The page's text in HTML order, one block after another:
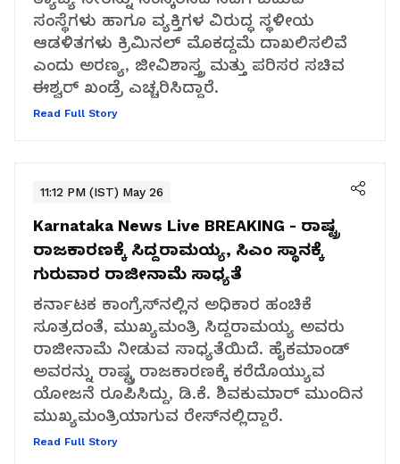
ಸಂಸ್ಥೆಗಳು ಹಾಗೂ ವ್ಯಕ್ತಿಗಳ ವಿರುದ್ಧ ಸ್ಥಳೀಯ
ಆಡಳಿತಗಳು ಕ್ರಿಮಿನಲ್ ಮೊಕದ್ದಮೆ ದಾಖಲಿಸಲಿವೆ
ಎಂದು ಅರಣ್ಯ, ಜೀವಿಶಾಸ್ತ್ರ ಮತ್ತು ಪರಿಸರ ಸಚಿವ
ಈಶ್ವರ್ ಖಂಡ್ರೆ ಎಚ್ಚರಿಸಿದ್ದಾರೆ.
Read Full Story
11:12 PM (IST) May 26
Karnataka News Live BREAKING - ರಾಷ್ಟ್ರ
ರಾಜಕಾರಣಕ್ಕೆ ಸಿದ್ದರಾಮಯ್ಯ, ಸಿಎಂ ಸ್ಥಾನಕ್ಕೆ
ಗುರುವಾರ ರಾಜೀನಾಮೆ ಸಾಧ್ಯತೆ
ಕರ್ನಾಟಕ ಕಾಂಗ್ರೆಸ್‌ನಲ್ಲಿನ ಅಧಿಕಾರ ಹಂಚಿಕೆ
ಸೂತ್ರದಂತೆ, ಮುಖ್ಯಮಂತ್ರಿ ಸಿದ್ದರಾಮಯ್ಯ ಅವರು
ರಾಜೀನಾಮೆ ನೀಡುವ ಸಾಧ್ಯತೆಯಿದೆ. ಹೈಕಮಾಂಡ್
ಅವರನ್ನು ರಾಷ್ಟ್ರ ರಾಜಕಾರಣಕ್ಕೆ ಕರೆದೊಯ್ಯುವ
ಯೋಜನೆ ರೂಪಿಸಿದ್ದು, ಡಿ.ಕೆ. ಶಿವಕುಮಾರ್ ಮುಂದಿನ
ಮುಖ್ಯಮಂತ್ರಿಯಾಗುವ ರೇಸ್‌ನಲ್ಲಿದ್ದಾರೆ.
Read Full Story